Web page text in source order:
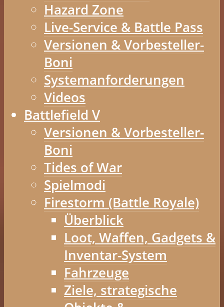
Hazard Zone
Live-Service & Battle Pass
Versionen & Vorbesteller-
Boni
Systemanforderungen
Videos
Battlefield V
Versionen & Vorbesteller-
Boni
Tides of War
Spielmodi
Firestorm (Battle Royale)
Überblick
Loot, Waffen, Gadgets &
Inventar-System
Fahrzeuge
Ziele, strategische